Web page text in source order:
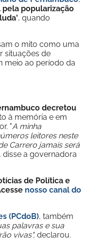
pela popularização
, quando
o mito como uma
situações de
meio ao período da
decretou
à memória e em
"A minha
leitores neste
Carrero jamais será
disse a governadora
de Política e
nosso canal do
(PCdoB), também
palavras e sua
vivas", declarou.